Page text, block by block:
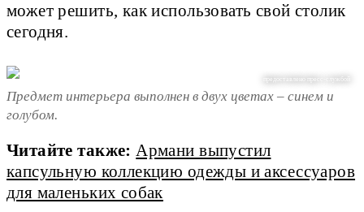
может решить, как использовать свой столик
сегодня.
предоставлено пресс-службой
Предмет интерьера выполнен в двух цветах – синем и
голубом.
Читайте также: Армани выпустил
капсульную коллекцию одежды и аксессуаров
для маленьких собак